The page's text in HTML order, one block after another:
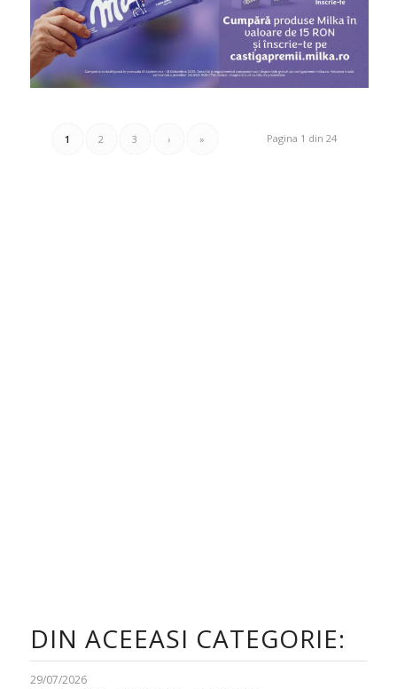
Pagina 1 din 24
1 2 3 › »
DIN ACEEASI CATEGORIE:
29/07/2026